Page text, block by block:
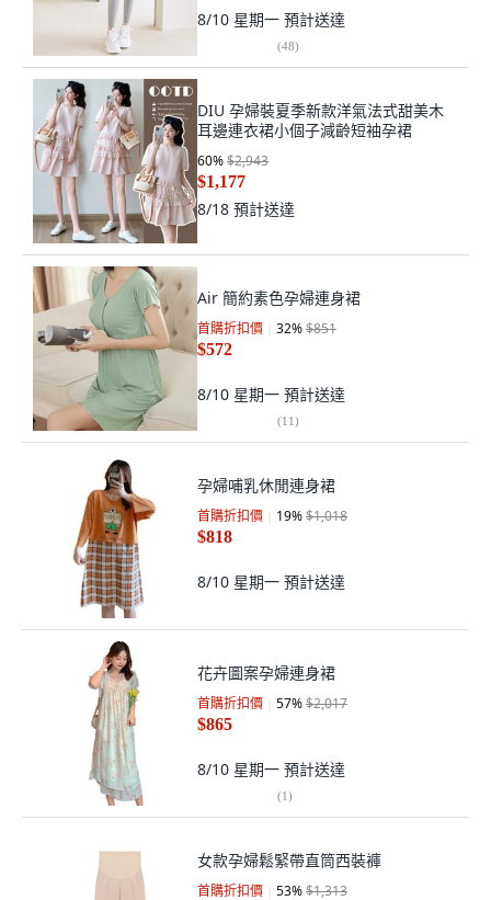
8/10 星期一 預計送達
(48)
DIU 孕婦裝夏季新款洋氣法式甜美木
耳邊連衣裙小個子減齡短袖孕裙
60%$2,943
$1,177
8/18 預計送達
Air 簡約素色孕婦連身裙
首購折扣價 32%$851
$572
8/10 星期一 預計送達
(11)
孕婦哺乳休閒連身裙
首購折扣價 19%$1,018
$818
8/10 星期一 預計送達
花卉圖案孕婦連身裙
首購折扣價 57%$2,017
$865
8/10 星期一 預計送達
(1)
女款孕婦鬆緊帶直筒西裝褲
首購折扣價 53%$1,313